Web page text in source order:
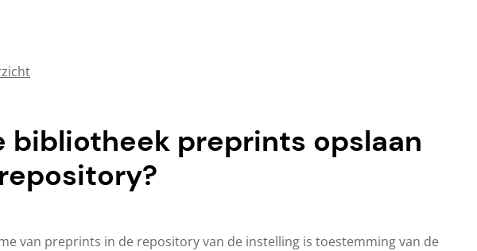
bibliotheek preprints opslaan
van preprints in de repository van de instelling is toestemming van de